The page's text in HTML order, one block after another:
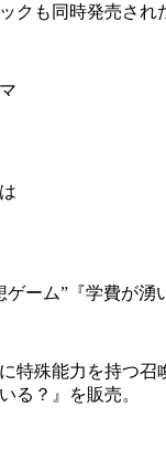
クも同時発売され
ゲーム”『学費が湧
特殊能力を持つ召
る？』を販売。